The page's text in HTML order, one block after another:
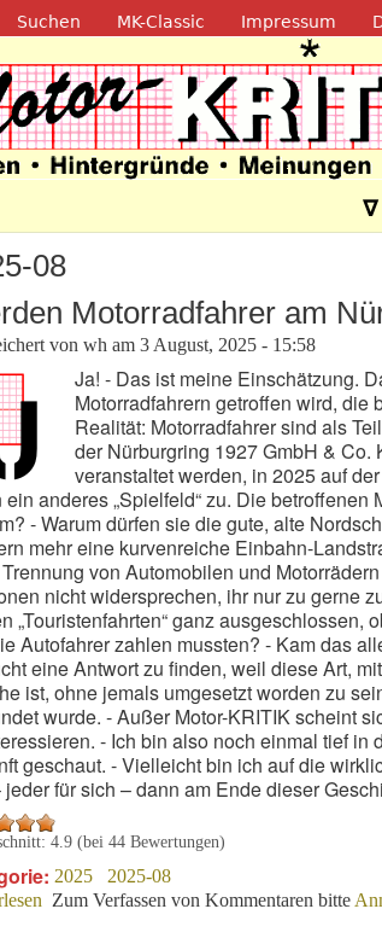
Suchen MK-Classic Impressum
Kritik.de
08
Motorradfahrer am
von wh am 3 August, 2025 - 15:58
Ja! - Das ist meine Einschätzung.
Motorradfahrern getroffen wird, die
Realität: Motorradfahrer sind als
der Nürburgring 1927 GmbH & Co.
veranstaltet werden, in 2025 auf
ein anderes „Spielfeld“ zu. Die
- Warum dürfen sie die gute, alte
mehr eine kurvenreiche Einbahn-
von Automobilen und
nicht widersprechen, ihr nur zu gerne
„Touristenfahrten“ ganz
Autofahrer zahlen mussten? - Kam das
eine Antwort zu finden, weil diese Art,
ist, ohne jemals umgesetzt worden zu
wurde. - Außer Motor-KRITIK scheint
- Ich bin also noch einmal tief
geschaut. - Vielleicht bin ich auf die
jeder für sich – dann am Ende dieser
4.9 (bei 44 Bewertungen)
2025
2025-08
über Werden Motorradfahrer am
Zum Verfassen von Kommentaren bitte